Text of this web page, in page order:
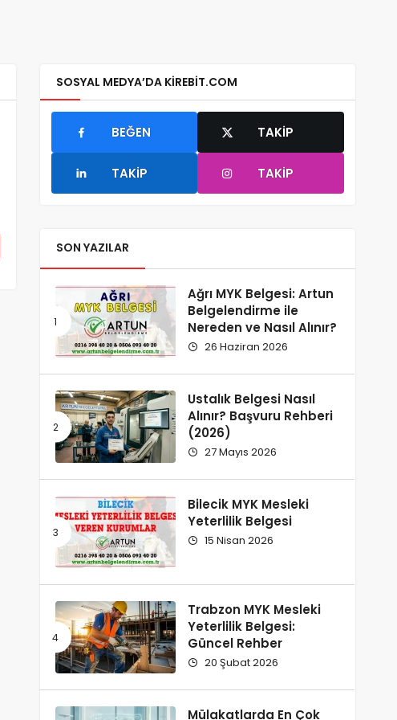
SOSYAL MEDYA’DA KIREBIT.COM
BEĞEN TAKIP
TAKIP TAKIP
SON YAZILAR
Ağrı MYK Belgesi: Artun
Belgelendirme ile
Nereden ve Nasıl Alınır?
26 Haziran 2026
Ustalık Belgesi Nasıl
Alınır? Başvuru Rehberi
(2026)
27 Mayıs 2026
Bilecik MYK Mesleki
Yeterlilik Belgesi
15 Nisan 2026
Trabzon MYK Mesleki
Yeterlilik Belgesi:
Güncel Rehber
20 Şubat 2026
Mülakatlarda En Çok